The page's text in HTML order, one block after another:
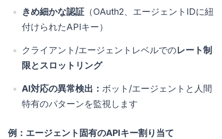
きめ細かな認証 （OAuth2、エージェントIDに紐
付けられたAPIキー）
クライアント/エージェントレベルでのレート制
限とスロットリング
AI対応の異常検出： ボット/エージェントと人間
特有のパターンを監視します
例：エージェント固有のAPIキー割り当て